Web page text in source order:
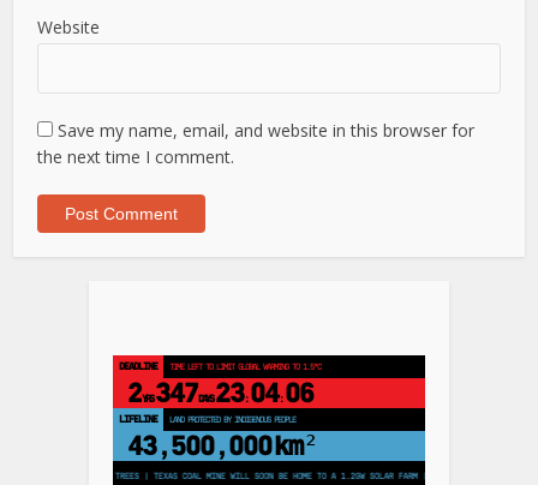
Website
Save my name, email, and website in this browser for
the next time I comment.
DEADLINE TIME LEFT TO LIMIT GLOBAL WARMING TO 1.5°C
2YRS 347DAYS 23: 04: 05
LIFELINE LAND PROTECTED BY INDIGENOUS PEOPLE
43,500,000km²
PLANT 250 MILLION TREES | TEXAS COAL MINE WILL SOON BE HOME TO A 1.2GW SOLAR FARM | CHINA GENERATES LESS